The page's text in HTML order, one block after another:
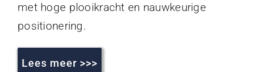
met hoge plooikracht en nauwkeurige
positionering.
Lees meer >>>